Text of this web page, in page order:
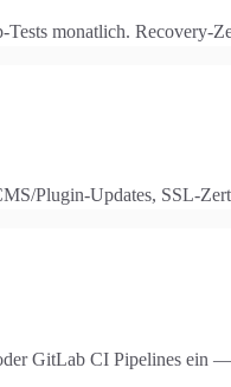
monatlich. Recovery-
Plugin-Updates, SSL-
GitLab CI Pipelines ein